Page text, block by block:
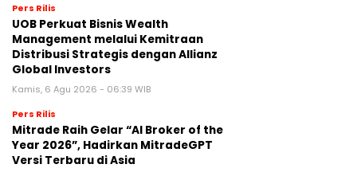
Pers Rilis
UOB Perkuat Bisnis Wealth
Management melalui Kemitraan
Distribusi Strategis dengan Allianz
Global Investors
Kamis, 6 Agu 2026 - 06:39 WIB
Pers Rilis
Mitrade Raih Gelar “AI Broker of the
Year 2026”, Hadirkan MitradeGPT
Versi Terbaru di Asia